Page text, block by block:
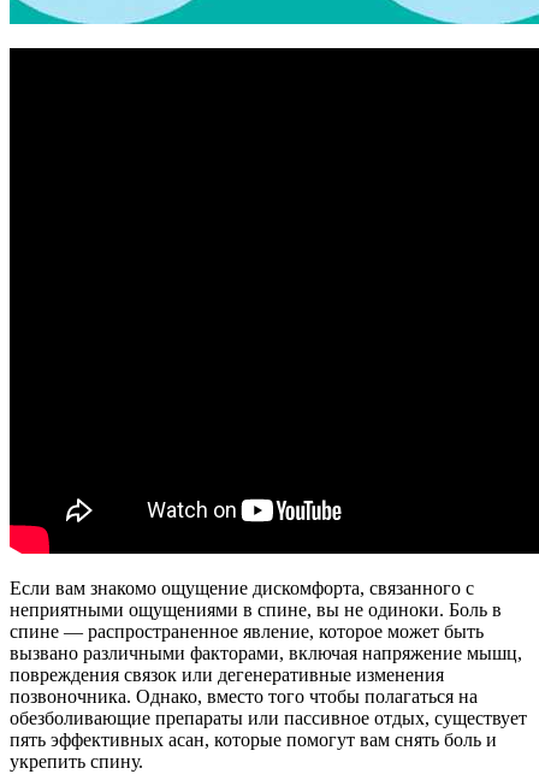
Если вам знакомо ощущение дискомфорта, связанного с
неприятными ощущениями в спине, вы не одиноки. Боль в
спине — распространенное явление, которое может быть
вызвано различными факторами, включая напряжение мышц,
повреждения связок или дегенеративные изменения
позвоночника. Однако, вместо того чтобы полагаться на
обезболивающие препараты или пассивное отдых, существует
пять эффективных асан, которые помогут вам снять боль и
укрепить спину.